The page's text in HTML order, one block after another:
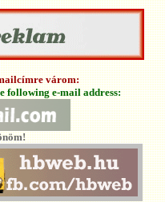
várom:
following e-mail address: